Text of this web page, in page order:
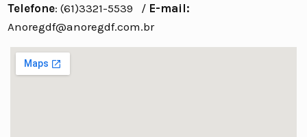
Telefone: (61)3321-5539 / E-mail:
Anoregdf@anoregdf.com.br